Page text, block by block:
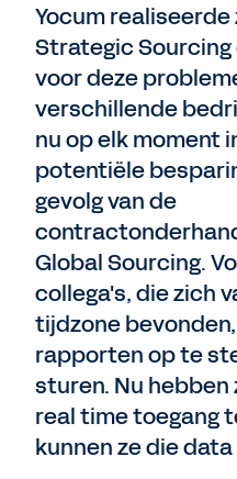
Yocum
Strategic
voor deze
verschillende
nu op elk moment
potentiële
gevolg van de
Global Sourcing.
collega's, die zich
tijdzone
rapporten op te
sturen. Nu hebben
real time toegang
kunnen ze die